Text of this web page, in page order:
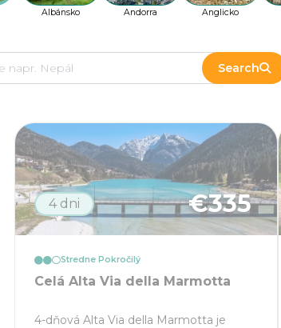
Albánsko Andorra Anglicko
Search
4 dni €335
Stredne Pokročilý
Celá Alta Via della Marmotta
4-dňová Alta Via della Marmotta je